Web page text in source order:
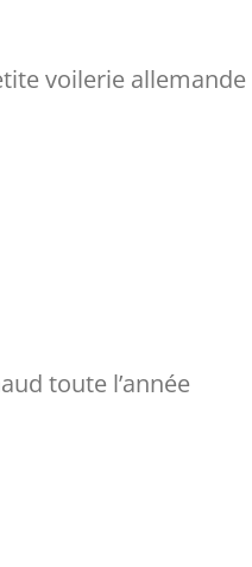
voilerie
toute l’année